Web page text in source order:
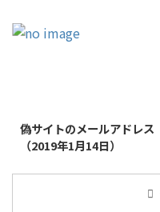
偽サイトのメールアドレス
（2019年1月14日）